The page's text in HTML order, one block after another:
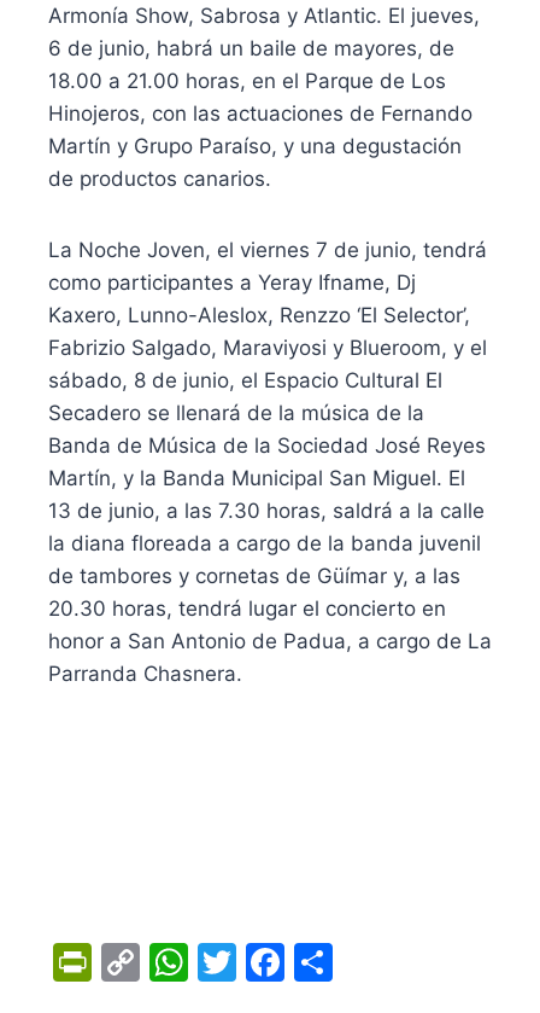
Armonía Show, Sabrosa y Atlantic. El jueves,
6 de junio, habrá un baile de mayores, de
18.00 a 21.00 horas, en el Parque de Los
Hinojeros, con las actuaciones de Fernando
Martín y Grupo Paraíso, y una degustación
de productos canarios.
La Noche Joven, el viernes 7 de junio, tendrá
como participantes a Yeray Ifname, Dj
Kaxero, Lunno-Aleslox, Renzzo ‘El Selector’,
Fabrizio Salgado, Maraviyosi y Blueroom, y el
sábado, 8 de junio, el Espacio Cultural El
Secadero se llenará de la música de la
Banda de Música de la Sociedad José Reyes
Martín, y la Banda Municipal San Miguel. El
13 de junio, a las 7.30 horas, saldrá a la calle
la diana floreada a cargo de la banda juvenil
de tambores y cornetas de Güímar y, a las
20.30 horas, tendrá lugar el concierto en
honor a San Antonio de Padua, a cargo de La
Parranda Chasnera.
Pr C
W T
F